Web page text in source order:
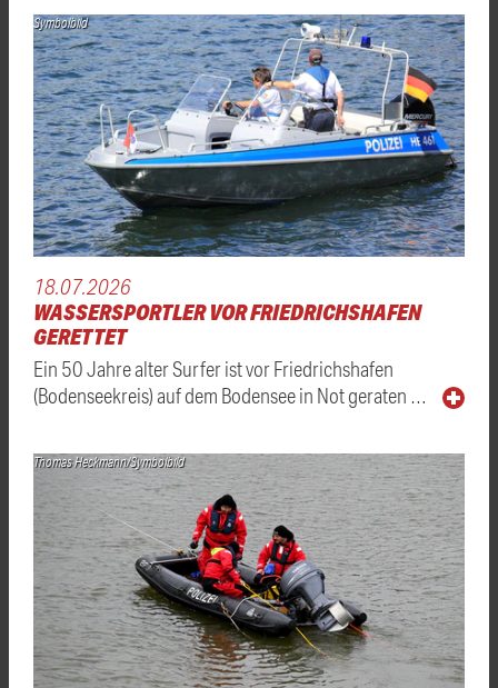
Symbolbild
18.07.2026
WASSERSPORTLER VOR FRIEDRICHSHAFEN
GERETTET
Ein 50 Jahre alter Surfer ist vor Friedrichshafen
(Bodenseekreis) auf dem Bodensee in Not geraten …
Thomas Heckmann/Symbolbild